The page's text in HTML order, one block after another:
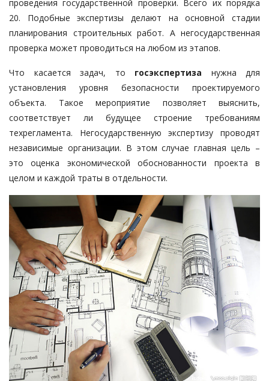
проведения государственной проверки. Всего их порядка
20. Подобные экспертизы делают на основной стадии
планирования строительных работ. А негосударственная
проверка может проводиться на любом из этапов.
Что касается задач, то госэкспертиза нужна для
установления уровня безопасности проектируемого
объекта. Такое мероприятие позволяет выяснить,
соответствует ли будущее строение требованиям
техрегламента. Негосударственную экспертизу проводят
независимые организации. В этом случае главная цель –
это оценка экономической обоснованности проекта в
целом и каждой траты в отдельности.